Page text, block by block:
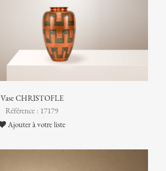
Vase CHRISTOFLE
Référence : 17179
Ajouter à votre liste